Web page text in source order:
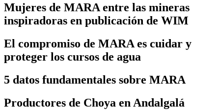
Mujeres de MARA entre las mineras
inspiradoras en publicación de WIM
El compromiso de MARA es cuidar y
proteger los cursos de agua
5 datos fundamentales sobre MARA
Productores de Choya en Andalgalá